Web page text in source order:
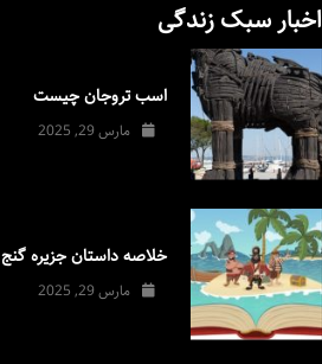
اخبار سبک زندگی
اسب تروجان چیست
مارس 29, 2025
خلاصه داستان جزیره گنج
مارس 29, 2025